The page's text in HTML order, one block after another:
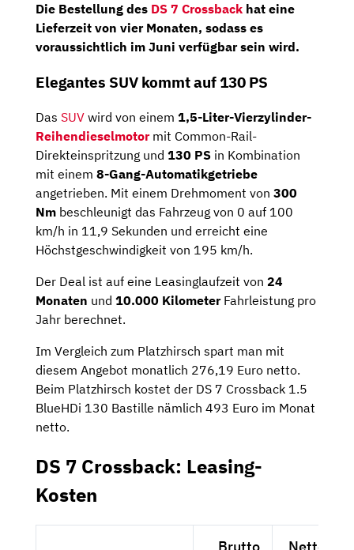
Die Bestellung des DS 7 Crossback hat eine
Lieferzeit von vier Monaten, sodass es
voraussichtlich im Juni verfügbar sein wird.
Elegantes SUV kommt auf 130 PS
Das SUV wird von einem 1,5-Liter-Vierzylinder-
Reihendieselmotormit Common-Rail-
Direkteinspritzung und 130 PS in Kombination
mit einem 8-Gang-Automatikgetriebe
angetrieben. Mit einem Drehmoment von 300
Nm beschleunigt das Fahrzeug von 0 auf 100
km/h in 11,9 Sekunden und erreicht eine
Höchstgeschwindigkeit von 195 km/h.
Der Deal ist auf eine Leasinglaufzeit von 24
Monaten und 10.000 KilometerFahrleistung pro
Jahr berechnet.
Im Vergleich zum Platzhirsch spart man mit
diesem Angebot monatlich 276,19 Euro netto.
Beim Platzhirsch kostet der DS 7 Crossback 1.5
BlueHDi 130 Bastille nämlich 493 Euro im Monat
netto.
DS 7 Crossback: Leasing-
Kosten